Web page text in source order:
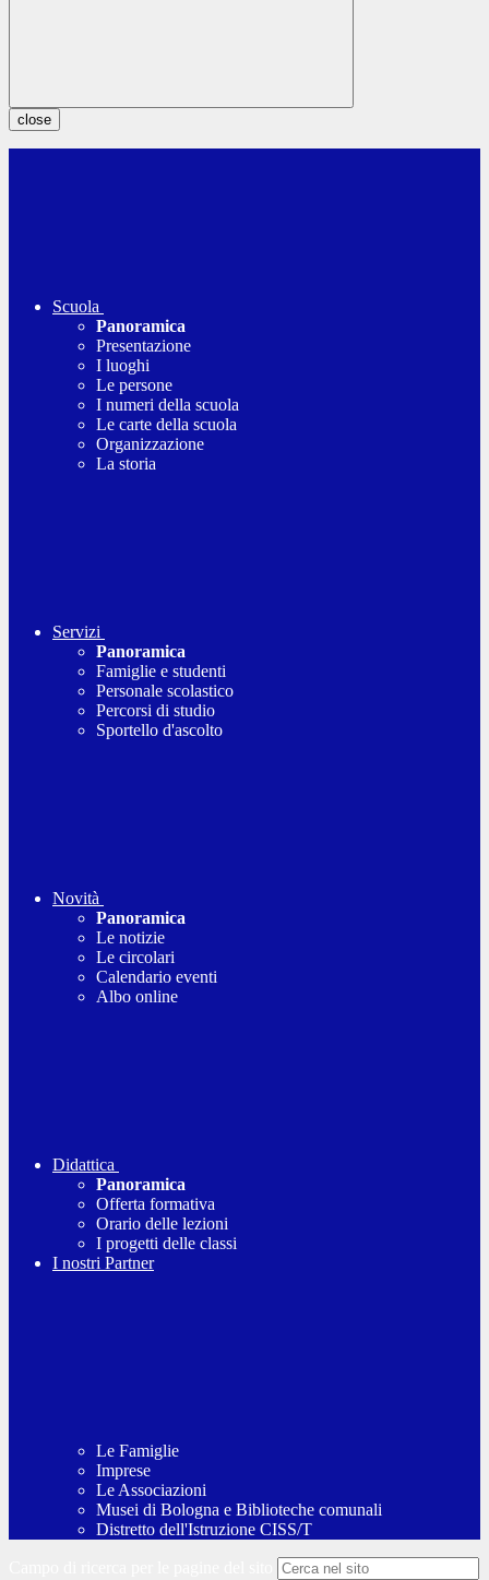
close
Scuola
Panoramica
Presentazione
I luoghi
Le persone
I numeri della scuola
Le carte della scuola
Organizzazione
La storia
Servizi
Panoramica
Famiglie e studenti
Personale scolastico
Percorsi di studio
Sportello d'ascolto
Novità
Panoramica
Le notizie
Le circolari
Calendario eventi
Albo online
Didattica
Panoramica
Offerta formativa
Orario delle lezioni
I progetti delle classi
I nostri Partner
Le Famiglie
Imprese
Le Associazioni
Musei di Bologna e Biblioteche comunali
Distretto dell'Istruzione CISS/T